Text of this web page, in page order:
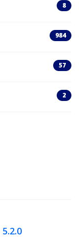
8
984
57
2